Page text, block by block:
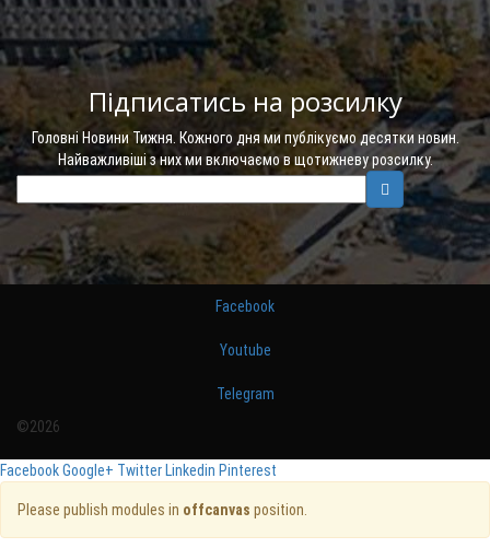
Підписатись на розсилку
Головні Новини Тижня. Кожного дня ми публікуємо десятки новин.
Найважливіші з них ми включаємо в щотижневу розсилку.
Facebook
Youtube
Telegram
©2026
FacebookGoogle+ TwitterLinkedin Pinterest
Please publish modules in offcanvas position.